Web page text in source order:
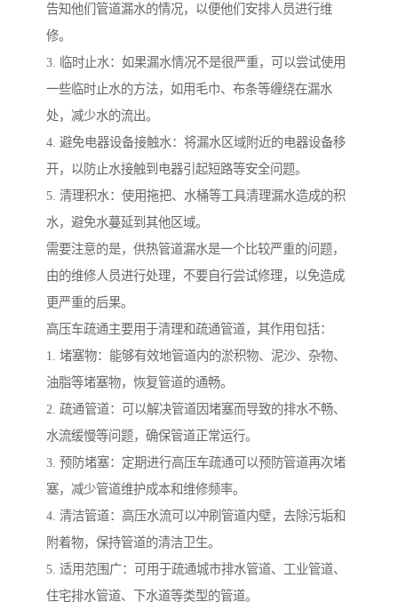
告知他们管道漏水的情况，以便他们安排人员进行维
修。
3. 临时止水：如果漏水情况不是很严重，可以尝试使用
一些临时止水的方法，如用毛巾、布条等缠绕在漏水
处，减少水的流出。
4. 避免电器设备接触水：将漏水区域附近的电器设备移
开，以防止水接触到电器引起短路等安全问题。
5. 清理积水：使用拖把、水桶等工具清理漏水造成的积
水，避免水蔓延到其他区域。
需要注意的是，供热管道漏水是一个比较严重的问题，
由的维修人员进行处理，不要自行尝试修理，以免造成
更严重的后果。
高压车疏通主要用于清理和疏通管道，其作用包括：
1. 堵塞物：能够有效地管道内的淤积物、泥沙、杂物、
油脂等堵塞物，恢复管道的通畅。
2. 疏通管道：可以解决管道因堵塞而导致的排水不畅、
水流缓慢等问题，确保管道正常运行。
3. 预防堵塞：定期进行高压车疏通可以预防管道再次堵
塞，减少管道维护成本和维修频率。
4. 清洁管道：高压水流可以冲刷管道内壁，去除污垢和
附着物，保持管道的清洁卫生。
5. 适用范围广：可用于疏通城市排水管道、工业管道、
住宅排水管道、下水道等类型的管道。